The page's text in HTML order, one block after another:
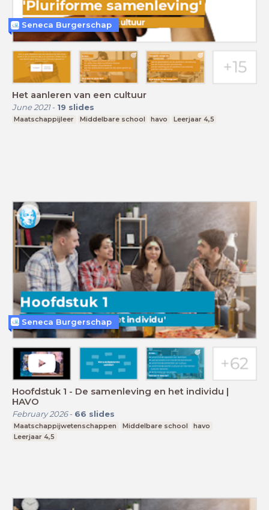
Het aanleren van een cultuur
June 2021- 19 slides
Maatschappijleer Middelbare school havo Leerjaar 4,5
Seneca Burgerschap
Hoofdstuk 1 - De samenleving en het individu |
HAVO
February 2026- 66 slides
Maatschappijwetenschappen Middelbare school
havo
Leerjaar 4,5
Seneca Burgerschap